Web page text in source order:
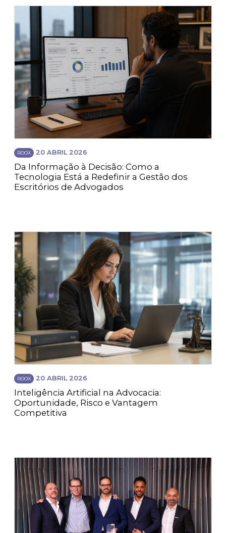
ROOX 20 ABRIL 2026
Da Informação à Decisão: Como a
Tecnologia Está a Redefinir a Gestão dos
Escritórios de Advogados
ROOX 20 ABRIL 2026
Inteligência Artificial na Advocacia:
Oportunidade, Risco e Vantagem
Competitiva